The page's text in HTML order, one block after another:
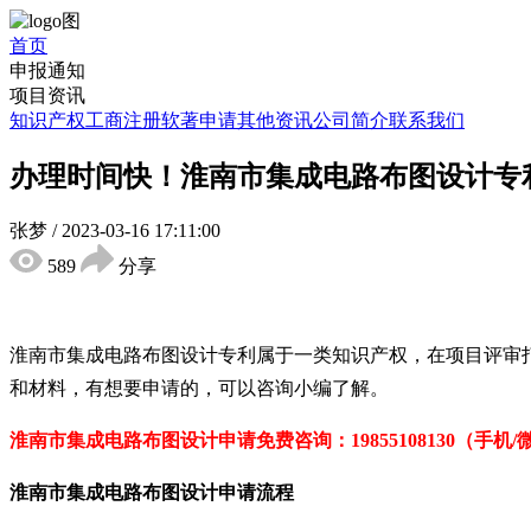
首页
申报通知
项目资讯
知识产权工商注册软著申请其他资讯公司简介联系我们
办理时间快！淮南市集成电路布图设计
张梦 / 2023-03-16 17:11:00
589
分享
淮南市集成电路布图设计专利属于一类知识产权，在项目评
和材料，有想要申请的，可以咨询小编了解。
淮南市集成电路布图设计申请免费咨询：19855108130（手机/
淮南市集成电路布图设计申请流程